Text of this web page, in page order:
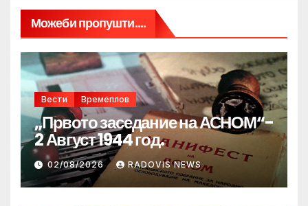
Можеби пропушти....
Вести Времеплов
„Првото заседание на АСНОМ“-
2 Август 1944 год.
02/08/2026 RADOVIS NEWS